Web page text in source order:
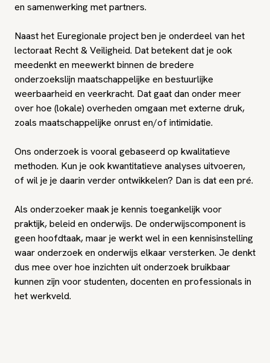
en samenwerking met partners.
Naast het Euregionale project ben je onderdeel van het
lectoraat Recht & Veiligheid. Dat betekent dat je ook
meedenkt en meewerkt binnen de bredere
onderzoekslijn maatschappelijke en bestuurlijke
weerbaarheid en veerkracht. Dat gaat dan onder meer
over hoe (lokale) overheden omgaan met externe druk,
zoals maatschappelijke onrust en/of intimidatie.
Ons onderzoek is vooral gebaseerd op kwalitatieve
methoden. Kun je ook kwantitatieve analyses uitvoeren,
of wil je je daarin verder ontwikkelen? Dan is dat een pré.
Als onderzoeker maak je kennis toegankelijk voor
praktijk, beleid en onderwijs. De onderwijscomponent is
geen hoofdtaak, maar je werkt wel in een kennisinstelling
waar onderzoek en onderwijs elkaar versterken. Je denkt
dus mee over hoe inzichten uit onderzoek bruikbaar
kunnen zijn voor studenten, docenten en professionals in
het werkveld.